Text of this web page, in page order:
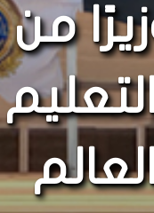
وزيرًا من